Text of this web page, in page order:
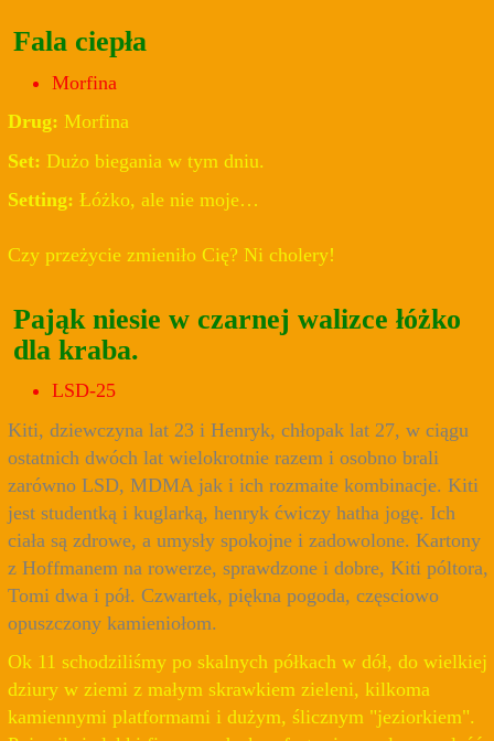
Fala ciepła
Morfina
Drug: Morfina
Set: Dużo biegania w tym dniu.
Setting: Łóżko, ale nie moje…
Czy przeżycie zmieniło Cię? Ni cholery!
Pająk niesie w czarnej walizce łóżko
dla kraba.
LSD-25
Kiti, dziewczyna lat 23 i Henryk, chłopak lat 27, w ciągu
ostatnich dwóch lat wielokrotnie razem i osobno brali
zarówno LSD, MDMA jak i ich rozmaite kombinacje. Kiti
jest studentką i kuglarką, henryk ćwiczy hatha jogę. Ich
ciała są zdrowe, a umysły spokojne i zadowolone. Kartony
z Hoffmanem na rowerze, sprawdzone i dobre, Kiti póltora,
Tomi dwa i pół. Czwartek, piękna pogoda, częsciowo
opuszczony kamieniołom.
Ok 11 schodziliśmy po skalnych półkach w dół, do wielkiej
dziury w ziemi z małym skrawkiem zieleni, kilkoma
kamiennymi platformami i dużym, ślicznym "jeziorkiem".